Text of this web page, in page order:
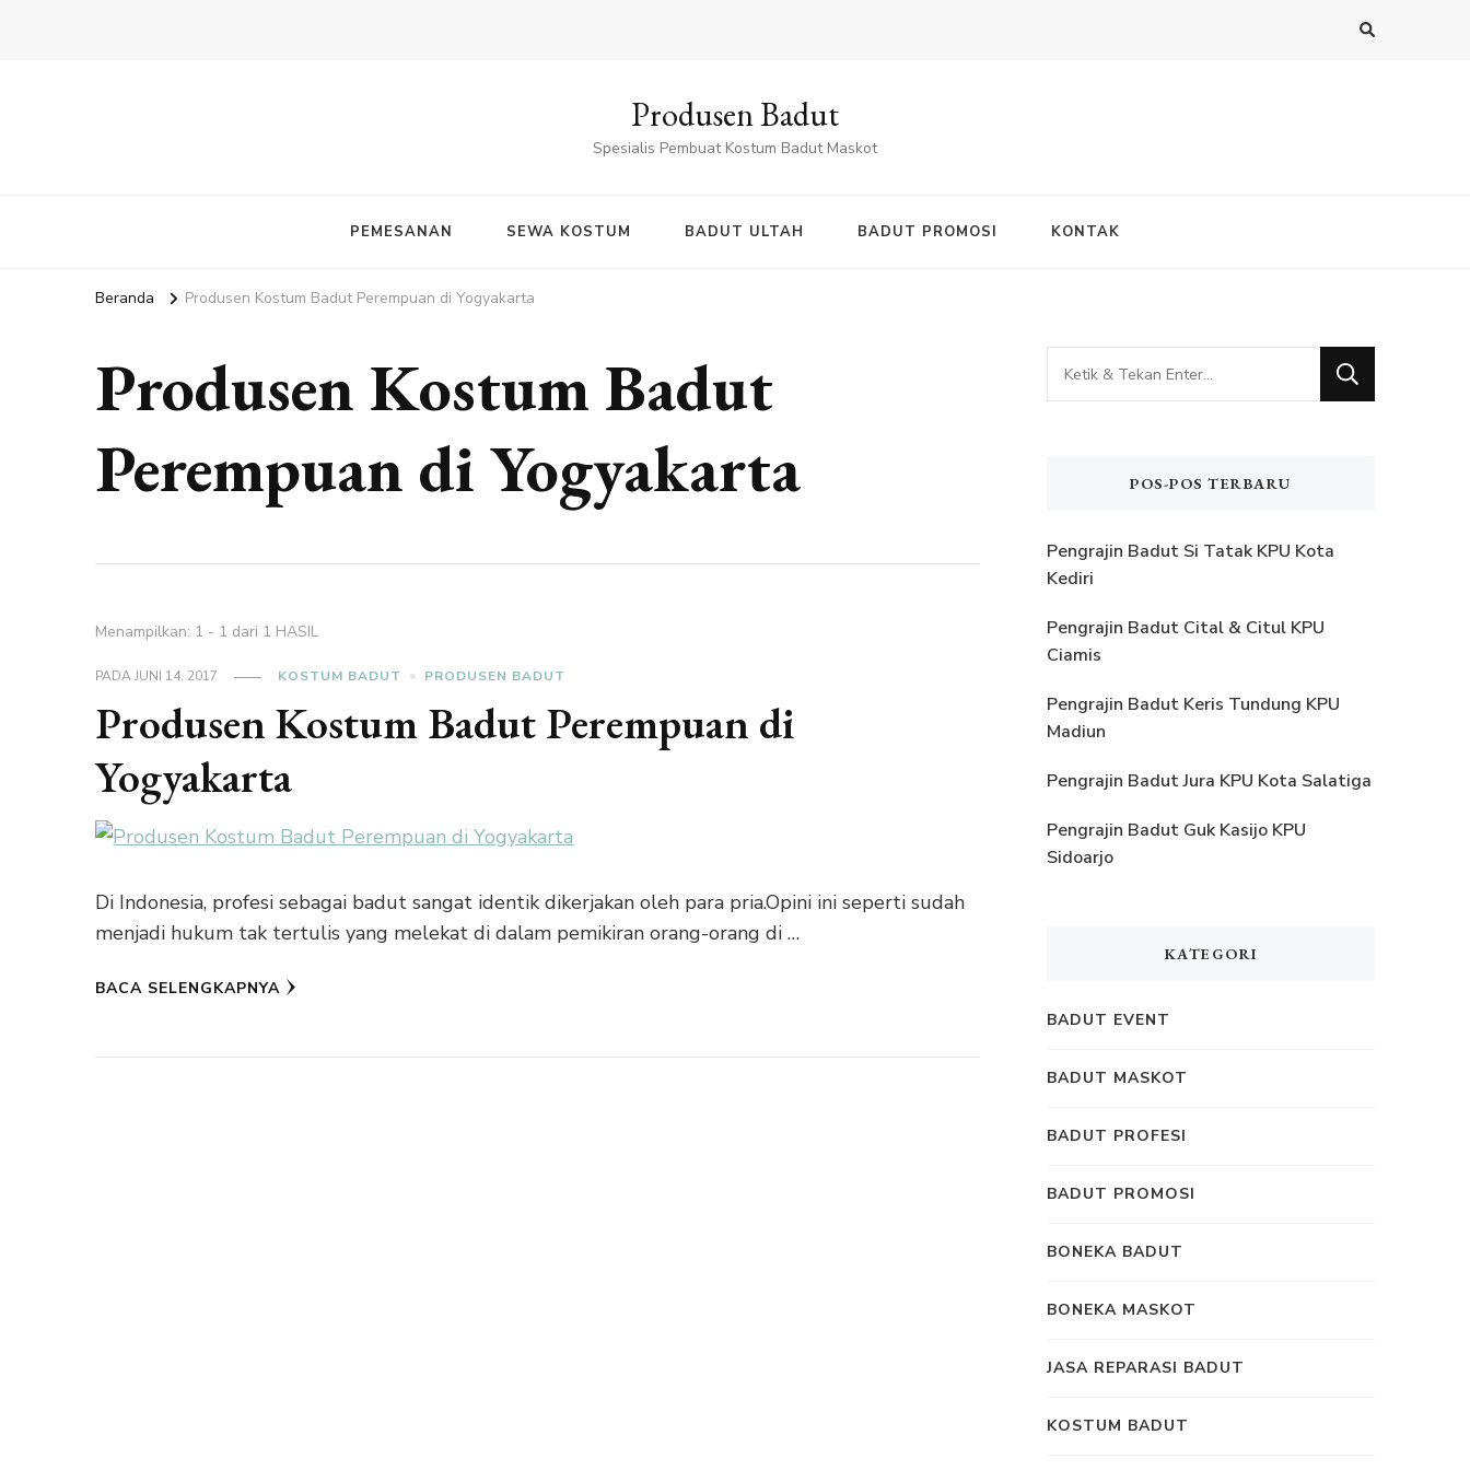
Produsen Badut
Spesialis Pembuat Kostum Badut Maskot
PEMESANAN SEWA KOSTUM BADUT ULTAH BADUT PROMOSI KONTAK
Beranda Produsen Kostum Badut Perempuan di Yogyakarta
Produsen Kostum Badut
Perempuan di Yogyakarta
Menampilkan: 1 - 1 dari 1 HASIL
PADAJUNI 14, 2017 KOSTUM BADUT PRODUSEN BADUT
Produsen Kostum Badut Perempuan di
Yogyakarta
Di Indonesia, profesi sebagai badut sangat identik dikerjakan oleh para pria.Opini ini seperti sudah
menjadi hukum tak tertulis yang melekat di dalam pemikiran orang-orang di …
BACA SELENGKAPNYA
Mencari
Sesuatu?
POS-POS TERBARU
Pengrajin Badut Si Tatak KPU Kota
Kediri
Pengrajin Badut Cital & Citul KPU
Ciamis
Pengrajin Badut Keris Tundung KPU
Madiun
Pengrajin Badut Jura KPU Kota Salatiga
Pengrajin Badut Guk Kasijo KPU
Sidoarjo
KATEGORI
BADUT EVENT
BADUT MASKOT
BADUT PROFESI
BADUT PROMOSI
BONEKA BADUT
BONEKA MASKOT
JASA REPARASI BADUT
KOSTUM BADUT